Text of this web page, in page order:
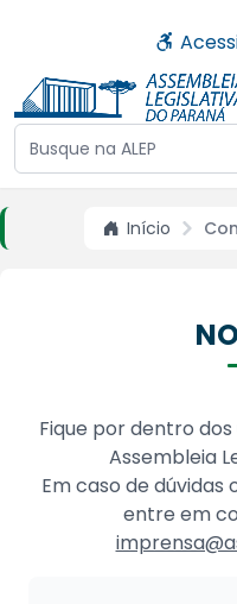
Buscar no site da ALEP
Início
Fique por dentro
Assembleia
Em caso de dúvidas
entre em